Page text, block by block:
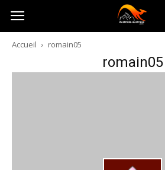
Australia-
australie.com
Accueil romain05
romain05